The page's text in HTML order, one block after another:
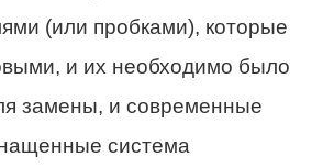
(или пробками), которые
и их необходимо было
замены, и современные
система